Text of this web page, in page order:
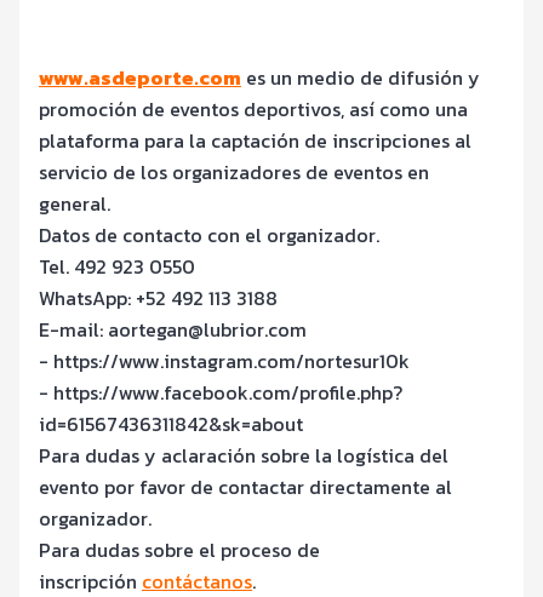
www.asdeporte.com es un medio de difusión y
promoción de eventos deportivos, así como una
plataforma para la captación de inscripciones al
servicio de los organizadores de eventos en
general.
Datos de contacto con el organizador.
Tel. 492 923 0550
WhatsApp: +52 492 113 3188
E-mail: aortegan@lubrior.com
- https://www.instagram.com/nortesur10k
- https://www.facebook.com/profile.php?
id=61567436311842&sk=about
Para dudas y aclaración sobre la logística del
evento por favor de contactar directamente al
organizador.
Para dudas sobre el proceso de
inscripción contáctanos.